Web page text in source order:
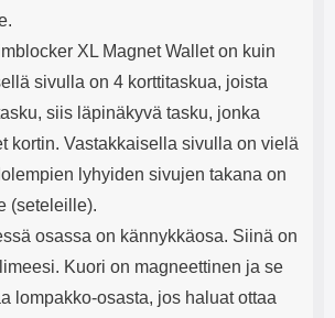
XL Magnet Wallet on kuin
sivulla on 4 korttitaskua, joista
siis läpinäkyvä tasku, jonka
kortin. Vastakkaisella sivulla on vielä
lyhyiden sivujen takana on
(seteleille).
osassa on kännykkäosa. Siinä on
Kuori on magneettinen ja se
lompakko-osasta, jos haluat ottaa